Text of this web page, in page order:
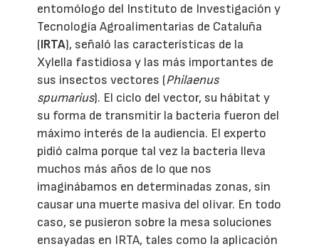
entomólogo del Instituto de Investigación y
Tecnología Agroalimentarias de Cataluña
(IRTA), señaló las características de la
Xylella fastidiosa y las más importantes de
sus insectos vectores (Philaenus
spumarius). El ciclo del vector, su hábitat y
su forma de transmitir la bacteria fueron del
máximo interés de la audiencia. El experto
pidió calma porque tal vez la bacteria lleva
muchos más años de lo que nos
imaginábamos en determinadas zonas, sin
causar una muerte masiva del olivar. En todo
caso, se pusieron sobre la mesa soluciones
ensayadas en IRTA, tales como la aplicación